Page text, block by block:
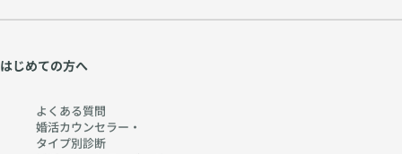
はじめての方へ
よくある質問
婚活カウンセラー・
タイプ別診断